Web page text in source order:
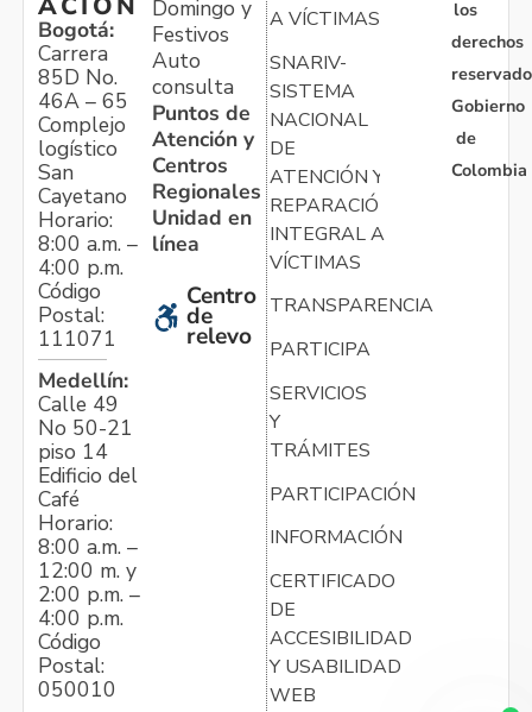
Bogotá:
Carrera
85D No.
46A – 65
Complejo
logístico
San
Cayetano
Horario:
8:00 a.m. –
4:00 p.m.
Código
Postal:
111071
Medellín:
Calle 49
No 50-21
piso 14
Edificio del
Café
Horario:
8:00 a.m. –
12:00 m. y
2:00 p.m. –
4:00 p.m.
Código
Postal:
050010
Domingo y
Festivos
Auto
consulta
Puntos de
Atención y
Centros
Regionales
Unidad en
línea
Centro
de
relevo
A VÍCTIMAS
SNARIV-
SISTEMA
NACIONAL
DE
ATENCIÓN Y
REPARACIÓN
INTEGRAL A
VÍCTIMAS
TRANSPARENCIA
PARTICIPA
SERVICIOS
Y
TRÁMITES
PARTICIPACIÓN
INFORMACIÓN
CERTIFICADO
DE
ACCESIBILIDAD
Y USABILIDAD
WEB
los
derechos
Gobierno
de
Colombia